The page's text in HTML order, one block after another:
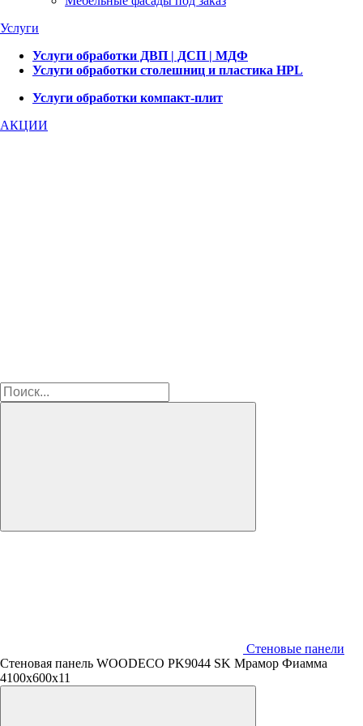
Услуги
Услуги обработки ДВП | ДСП | МДФ
Услуги обработки столешниц и пластика HPL
Услуги обработки компакт-плит
АКЦИИ
Стеновые панели
Стеновая панель WOODECO PK9044 SK Мрамор Фиамма
4100x600x11